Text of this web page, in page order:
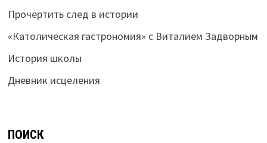
Прочертить след в истории
«Католическая гастрономия» с Виталием Задворным
История школы
Дневник исцеления
ПОИСК